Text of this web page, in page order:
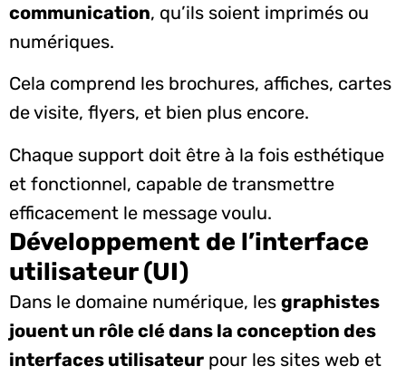
communication, qu’ils soient imprimés ou
numériques.
Cela comprend les brochures, affiches, cartes
de visite, flyers, et bien plus encore.
Chaque support doit être à la fois esthétique
et fonctionnel, capable de transmettre
efficacement le message voulu.
Développement de l’interface
utilisateur (UI)
Dans le domaine numérique, les graphistes
jouent un rôle clé dans la conception des
interfaces utilisateur pour les sites web et